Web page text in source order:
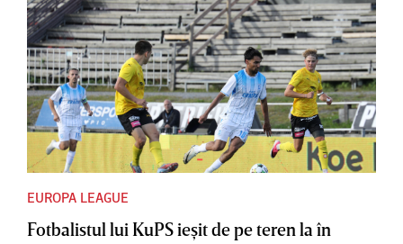
EUROPA LEAGUE
Fotbalistul lui KuPS ieşit de pe teren la în